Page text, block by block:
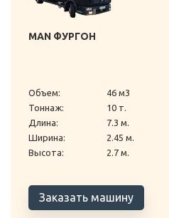
MAN ФУРГОН
Объем:
46 м3
Тоннаж:
10 т.
Длина:
7.3 м.
Ширина:
2.45 м.
Высота:
2.7 м.
Заказать машину